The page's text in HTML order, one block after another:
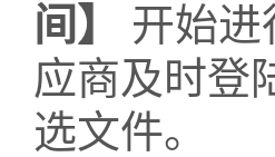
间】
开始进
应商及时登
选文件。